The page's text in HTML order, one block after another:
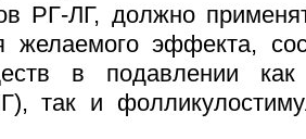
РГ-ЛГ, должно
желаемого эффекта,
в подавлении как
так и